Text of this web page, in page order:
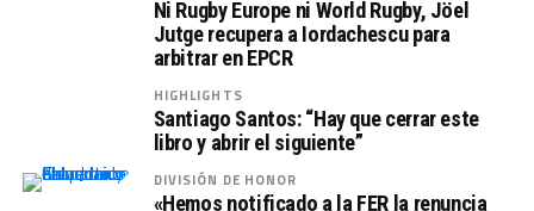
Ni Rugby Europe ni World Rugby, Jöel
Jutge recupera a Iordachescu para
arbitrar en EPCR
HIGHLIGHTS
Santiago Santos: “Hay que cerrar este
libro y abrir el siguiente”
DIVISIÓN DE HONOR
«Hemos notificado a la FER la renuncia